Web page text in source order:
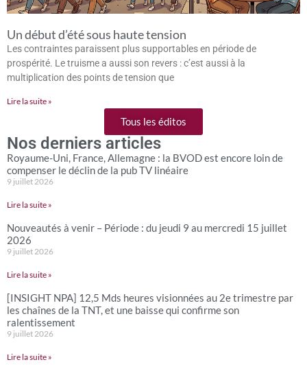
Un début d’été sous haute tension
Les contraintes paraissent plus supportables en période de
prospérité. Le truisme a aussi son revers : c’est aussi à la
multiplication des points de tension que
Lire la suite »
Tous les éditos
Nos derniers articles
Royaume-Uni, France, Allemagne : la BVOD est encore loin de
compenser le déclin de la pub TV linéaire
9 juillet 2026
Lire la suite »
Nouveautés à venir – Période : du jeudi 9 au mercredi 15 juillet
2026
9 juillet 2026
Lire la suite »
[INSIGHT NPA] 12,5 Mds heures visionnées au 2e trimestre par
les chaînes de la TNT, et une baisse qui confirme son
ralentissement
9 juillet 2026
Lire la suite »